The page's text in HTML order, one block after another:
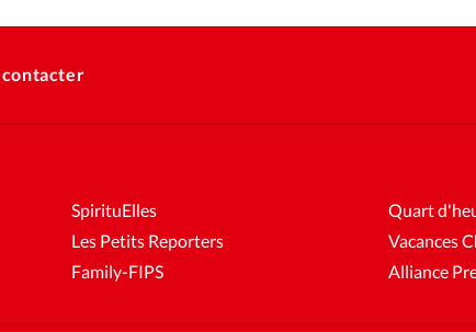
contacter
SpirituElles
Les Petits Reporters
Family-FIPS
Quart
Vacances
Alliance